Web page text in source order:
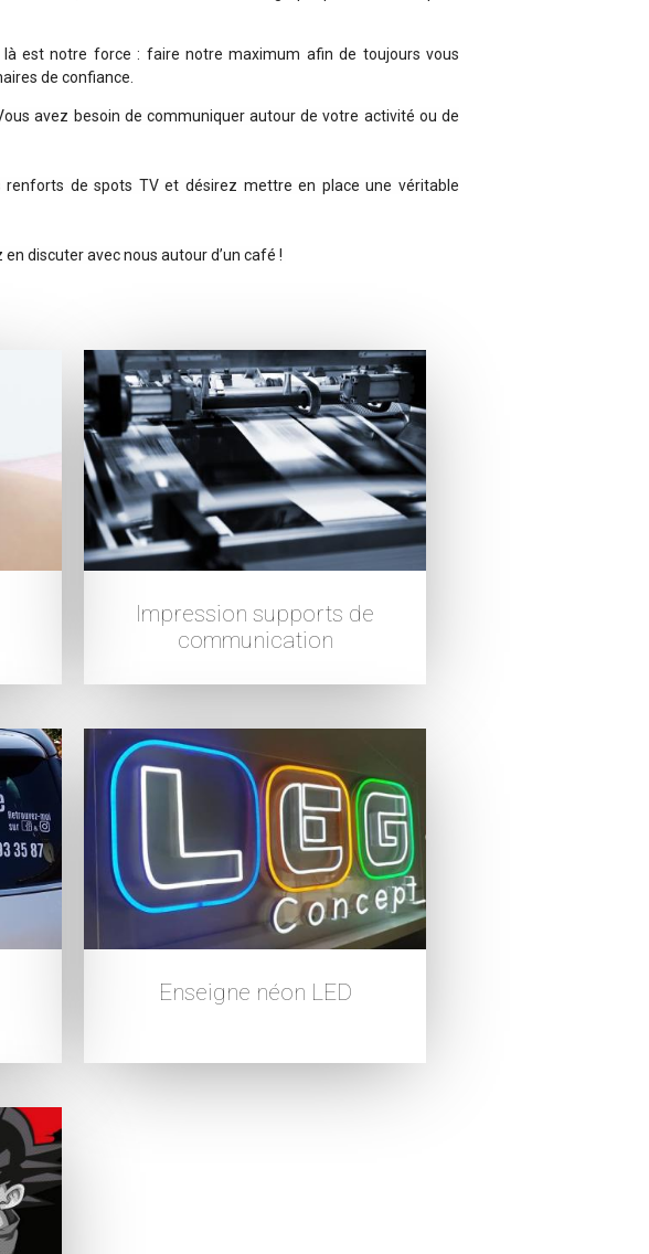
est notre force : faire notre maximum afin de toujours vous
de confiance.
avez besoin de communiquer autour de votre activité ou de
renforts de spots TV et désirez mettre en place une véritable
discuter avec nous autour d’un café !
Impression supports de
communication
Enseigne néon LED